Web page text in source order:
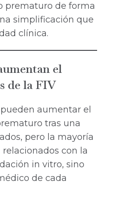
prematuro de forma
simplificación que
clínica.
el
de la FIV
aumentar el
tras una
pero la mayoría
con la
in vitro, sino
de cada